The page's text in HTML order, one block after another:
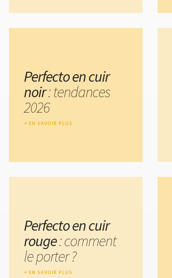
Perfecto en cuir
noir: tendances
2026
EN SAVOIR PLUS
Perfecto en cuir
rouge: comment
le porter ?
EN SAVOIR PLUS